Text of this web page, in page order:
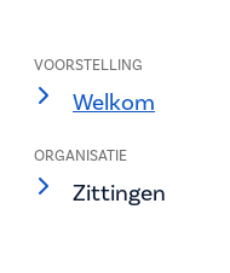
VOORSTELLING
Welkom
ORGANISATIE
Zittingen